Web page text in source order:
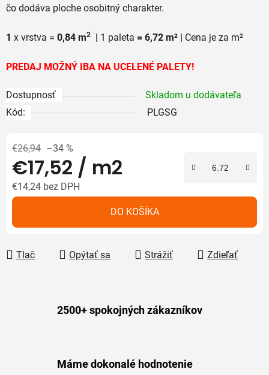
čo dodáva ploche osobitný charakter.
1 x vrstva = 0,84 m2 | 1 paleta = 6,72 m² | Cena je za m²
PREDAJ MOŽNÝ IBA NA UCELENÉ PALETY!
Dostupnosť
Skladom u dodávateľa
Kód:
PLGSG
€26,94 –34 %
€17,52 / m2
€14,24 bez DPH
DO KOŠÍKA
Tlač Opýtať sa Strážiť Zdieľať
2500+ spokojných zákazníkov
Máme dokonalé hodnotenie